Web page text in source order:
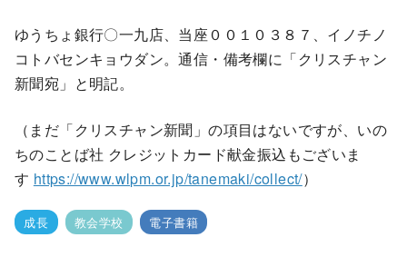
ゆうちょ銀行〇一九店、当座００１０３８７、イノチノ
コトバセンキョウダン。通信・備考欄に「クリスチャン
新聞宛」と明記。
（まだ「クリスチャン新聞」の項目はないですが、いの
ちのことば社 クレジットカード献金振込もございま
す https://www.wlpm.or.jp/tanemaki/collect/）
成長 教会学校 電子書籍